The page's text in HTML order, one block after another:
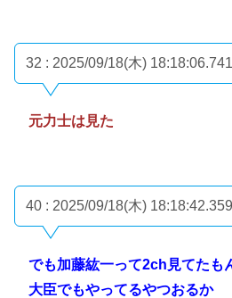
32 : 2025/09/18(木) 18:18:06.741
元力士は見た
40 : 2025/09/18(木) 18:18:42.359
でも加藤紘一って2ch見てたも
大臣でもやってるやつおるか